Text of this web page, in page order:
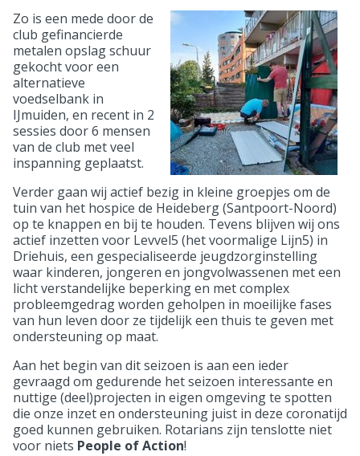
Zo is een mede door de
club gefinancierde
metalen opslag schuur
gekocht voor een
alternatieve
voedselbank in
IJmuiden, en recent in 2
sessies door 6 mensen
van de club met veel
inspanning geplaatst.
Verder gaan wij actief bezig in kleine groepjes om de
tuin van het hospice de Heideberg (Santpoort-Noord)
op te knappen en bij te houden. Tevens blijven wij ons
actief inzetten voor Levvel5 (het voormalige Lijn5) in
Driehuis, een gespecialiseerde jeugdzorginstelling
waar kinderen, jongeren en jongvolwassenen met een
licht verstandelijke beperking en met complex
probleemgedrag worden geholpen in moeilijke fases
van hun leven door ze tijdelijk een thuis te geven met
ondersteuning op maat.
Aan het begin van dit seizoen is aan een ieder
gevraagd om gedurende het seizoen interessante en
nuttige (deel)projecten in eigen omgeving te spotten
die onze inzet en ondersteuning juist in deze coronatijd
goed kunnen gebruiken. Rotarians zijn tenslotte niet
voor niets People of Action!